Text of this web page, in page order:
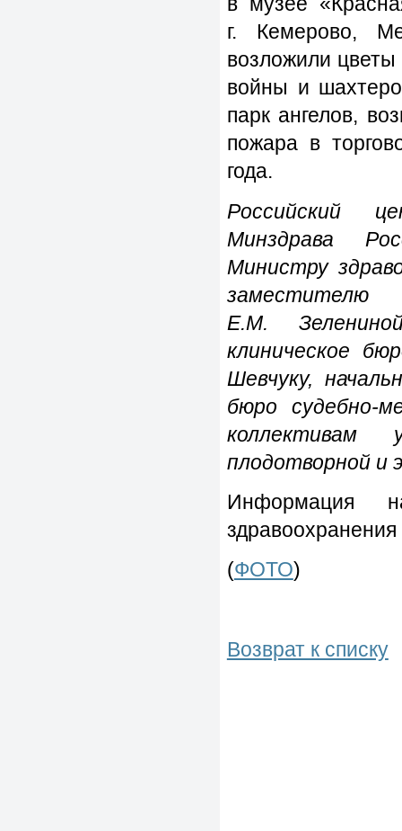
г. Кемерово,
возложили цветы
войны и
парк ангелов,
пожара в
года.
Российский
Минздрава
Министру
заместителю
Е.М.
клиническое
Шевчуку,
бюро судебно-
коллективам
плодотворной и
Информация
здравоохранения
(ФОТО)
Возврат к списку